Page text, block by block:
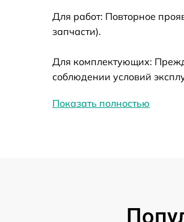
Восстановление
Замена корпуса
Для работ: Повторное
запчасти).
Для комплектующих:
соблюдении условий
Показать полностью